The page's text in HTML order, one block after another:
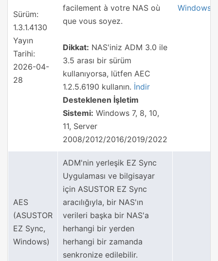
Sürüm:
1.3.1.4130
Yayın
Tarihi:
2026-04-
28
facilement à votre NAS où
que vous soyez.
Dikkat: NAS'iniz ADM 3.0 ile
3.5 arası bir sürüm
kullanıyorsa, lütfen AEC
1.2.5.6190 kullanın. İndir
Desteklenen İşletim
Sistemi: Windows 7, 8, 10,
11, Server
2008/2012/2016/2019/2022
Windows
AES
(ASUSTOR
EZ Sync,
Windows)
ADM'nin yerleşik EZ Sync
Uygulaması ve bilgisayar
için ASUSTOR EZ Sync
aracılığıyla, bir NAS'ın
verileri başka bir NAS'a
herhangi bir yerden
herhangi bir zamanda
senkronize edilebilir.